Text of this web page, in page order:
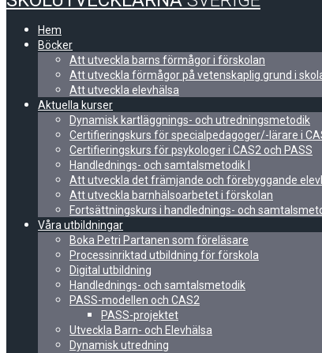
Hem
Böcker
Att utveckla barns förmågor i förskolan
Att utveckla förmågor på vetenskaplig grund i
Att utveckla elevhälsa
Aktuella kurser
Dynamisk kartläggnings- och utredningsmetodik
Certifieringskurs för specialpedagoger/-lärare i
Certifieringskurs för psykologer i CAS2 och PASS
Handlednings- och samtalsmetodik I
Att utveckla det främjande och förebyggande
Att utveckla barnhälsoarbetet i förskolan
Fortsättningskurs i handlednings- och
Våra utbildningar
Boka Petri Partanen som föreläsare
Processinriktad utbildning för förskola
Digital utbildning
Handlednings- och samtalsmetodik
PASS-modellen och CAS2
PASS-projektet
Utveckla Barn- och Elevhälsa
Dynamisk utredning